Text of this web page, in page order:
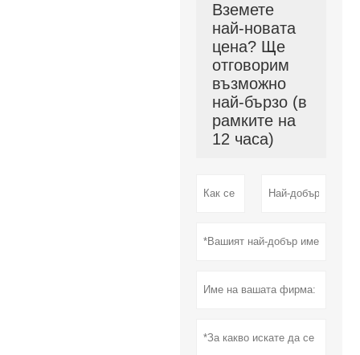
Вземете
най-новата
цена? Ще
отговорим
възможно
най-бързо (в
рамките на
12 часа)